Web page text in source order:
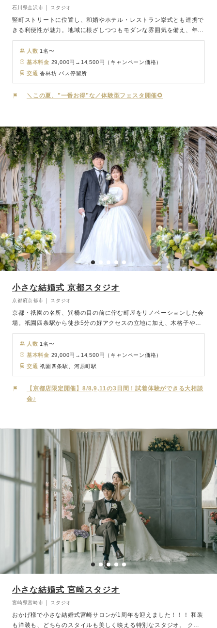
石川県金沢市 │ スタジオ
竪町ストリートに位置し、和婚やホテル・レストラン挙式とも連携で
きる利便性が魅力。地域に根ざしつつもモダンな雰囲気を備え、年間
300組以上に選ばれる人気の空間です。北陸エリアからのアクセスも
良好です。
人数 1名〜
基本料金 29,000円→14,500円（キャンペーン価格）
交通 香林坊 バス停留所
＼この夏、”一番お得”な／体験型フェスタ開催🌻
小さな結婚式 京都スタジオ
京都府京都市 │ スタジオ
京都・祇園の名所、巽橋の目の前に佇む町屋をリノベーションした会
場。祇園四条駅から徒歩5分の好アクセスの立地に加え、木格子や石
壁を活かした洗練デザインの空間では、お洒落で特別な撮影が叶いま
す。伝統的建造物群保存地区の景観と調和し、街並みを背景にしたロ
ケーション撮影は絵になる瞬間を数多く残せます。
人数 1名〜
基本料金 29,000円→14,500円（キャンペーン価格）
交通 祇園四条駅、河原町駅
【京都店限定開催】8/8,9,11の3日間！試着体験ができる大相談
会♪
小さな結婚式 宮崎スタジオ
宮崎県宮崎市 │ スタジオ
おかげ様で小さな結婚式宮崎サロンが1周年を迎えました！！！ 和装
も洋装も、どちらのスタイルも美しく映える特別なスタジオ。 クラ